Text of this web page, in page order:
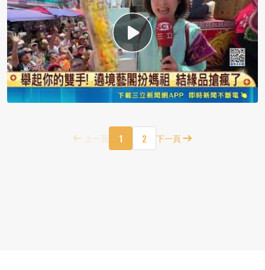
上一頁 1 2 下一頁